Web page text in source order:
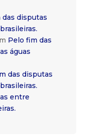
das disputas
Pelo fim das
águas
das disputas
entre